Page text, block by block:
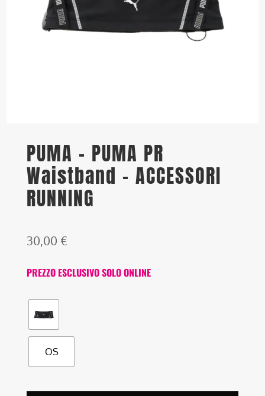
PUMA – PUMA PR
Waistband – ACCESSORI
RUNNING
30,00 €
PREZZO ESCLUSIVO SOLO ONLINE
OS